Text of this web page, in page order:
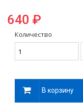
640 ₽
Количество
В корзину